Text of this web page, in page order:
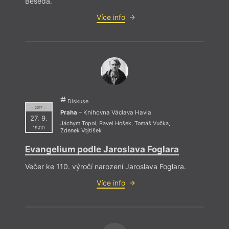
Více info
= 2017 =
27. 9.
19:00
Diskuse
Praha – Knihovna Václava Havla
Jáchym Topol, Pavel Hošek, Tomáš Vučka,
Zdenek Vojtíšek
Evangelium podle Jaroslava Foglara
Večer ke 110. výročí narození Jaroslava Foglara.
Více info